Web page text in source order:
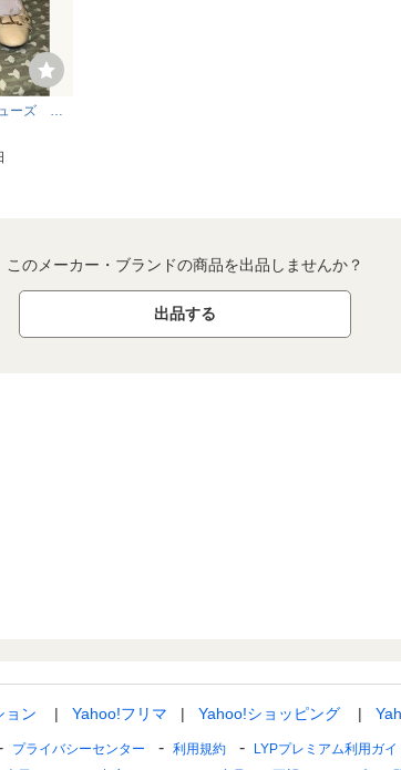
ーズ 天
訳あ
このメーカー・ブランドの商品を出品しませんか？
出品する
ョン Yahoo!フリマ Yahoo!ショッピング
プライバシーセンター 利用規約 LYPプレミアム利用ガイ